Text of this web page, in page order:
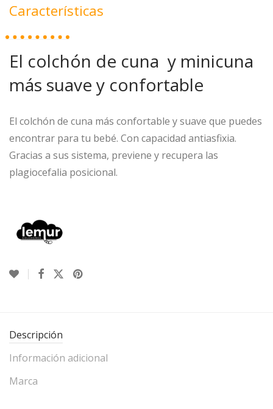
Características
El colchón de cuna y minicuna
más suave y confortable
El colchón de cuna más confortable y suave que puedes
encontrar para tu bebé. Con capacidad antiasfixia.
Gracias a sus sistema, previene y recupera las
plagiocefalia posicional.
Descripción
Información adicional
Marca